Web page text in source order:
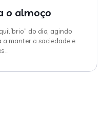
o almoço
do dia, agindo
a manter a saciedade e
…